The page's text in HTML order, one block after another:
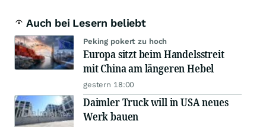
Auch bei Lesern beliebt
Peking pokert zu hoch
Europa sitzt beim Handelsstreit
mit China am längeren Hebel
gestern 18:00
Daimler Truck will in USA neues
Werk bauen